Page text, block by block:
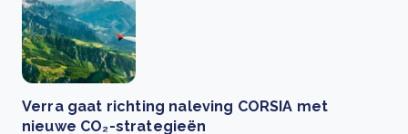
Verra gaat richting naleving CORSIA met
nieuwe CO₂-strategieën